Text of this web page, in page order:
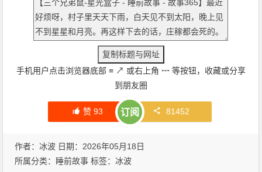
手机用户点击浏览器底部 ≡ ↗ 或右上角 ┅ 等按钮，收藏或分享
到朋友圈
赞93 订阅 81452
作者：冰波 日期：2026年05月18日
所属分类： 睡前故事 标签： 冰波